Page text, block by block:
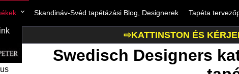
Skandináv-Svéd tapétázási Blog, Designerek Tapéta
⇨KATTINSTON ÉS
Swedisch Designers